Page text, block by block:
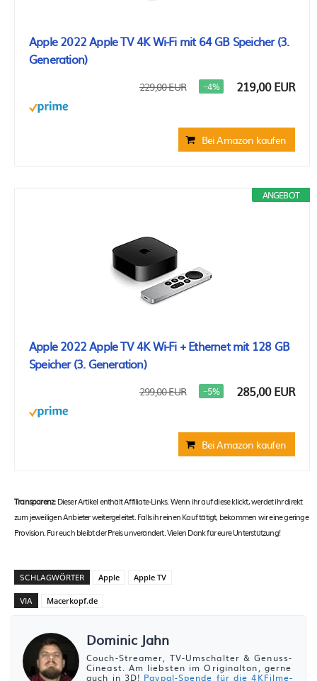
Apple 2022 Apple TV 4K Wi‑Fi mit 64 GB Speicher (3.
Generation)
229,00 EUR −4% 219,00 EUR
Bei Amazon kaufen
ANGEBOT
Apple 2022 Apple TV 4K Wi‑Fi + Ethernet mit 128 GB
Speicher (3. Generation)
299,00 EUR −5% 285,00 EUR
Bei Amazon kaufen
Transparenz:Dieser Artikel enthält Affiliate-Links. Wenn ihr auf diese klickt, werdet ihr direkt
zum jeweiligen Anbieter weitergeleitet. Falls ihr einen Kauf tätigt, bekommen wir eine geringe
Provision. Für euch bleibt der Preis unverändert. Vielen Dank für eure Unterstützung!
SCHLAGWÖRTER Apple Apple TV
VIA Macerkopf.de
Dominic Jahn
Couch-Streamer, TV-Umschalter & Genuss-
Cineast. Am liebsten im Originalton, gerne
auch in 3D! Paypal-Spende für die 4KFilme-